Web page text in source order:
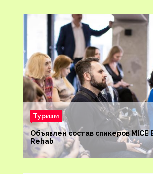
Туризм
Объявлен состав спикеров MICE
Rehab